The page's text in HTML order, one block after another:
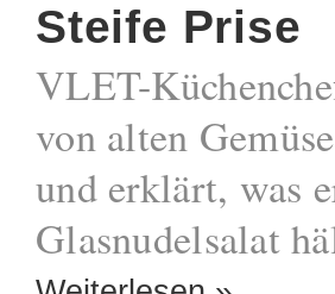
Steife Prise
VLET-
von alten
und erklärt, was
Glasnudelsalat